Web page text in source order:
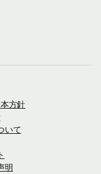
方針
いて
明